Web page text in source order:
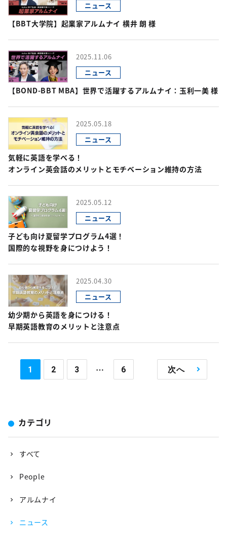
ニュース
【BBT大学院】起業家アルムナイ 横井 朗 様
2025.11.06
ニュース
【BOND-BBT MBA】世界で活躍するアルムナイ：玉利一美 様
2025.05.18
ニュース
気軽に英語を学べる！
オンライン英会話のメリットとモチベーション維持の方法
2025.05.12
ニュース
子ども向け夏留学プログラム4選！
国際的な視野を身につけよう！
2025.04.30
ニュース
幼少期から英語を身につける！
早期英語教育のメリットと注意点
1 2 3 … 6 次へ
カテゴリ
すべて
People
アルムナイ
ニュース